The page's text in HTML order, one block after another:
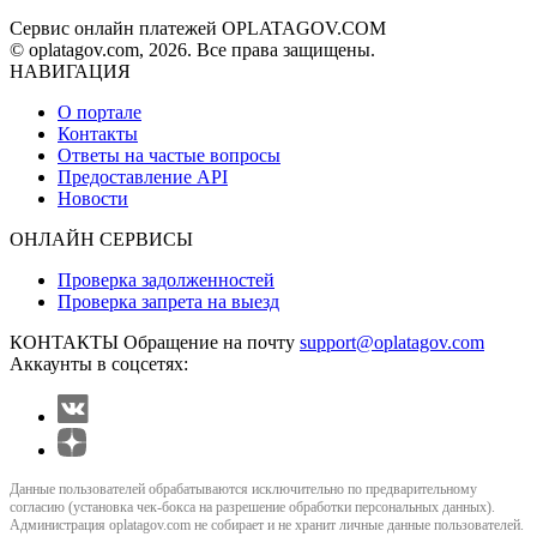
Сервис онлайн платежей OPLATAGOV.COM
© oplatagov.com, 2026. Все права защищены.
НАВИГАЦИЯ
О портале
Контакты
Ответы на частые вопросы
Предоставление API
Новости
ОНЛАЙН СЕРВИСЫ
Проверка задолженностей
Проверка запрета на выезд
КОНТАКТЫ Обращение на почту support@oplatagov.com
Аккаунты в соцсетях:
Данные пользователей обрабатываются исключительно по предварительному
согласию (установка чек-бокса на разрешение обработки персональных данных).
Администрация oplatagov.com не собирает и не хранит личные данные пользователей.